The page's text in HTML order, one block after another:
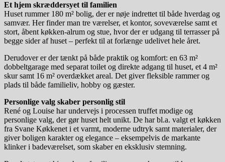
Et hjem skræddersyet til familien
Huset rummer 180 m² bolig, der er nøje indrettet til både hverdag og
samvær. Her finder man tre værelser, et kontor, soveværelse samt et
stort, åbent køkken-alrum og stue, hvor der er udgang til terrasser på
begge sider af huset – perfekt til at forlænge udelivet hele året.
Derudover er der tænkt på både praktik og komfort: en 63 m²
dobbeltgarage med separat toilet og direkte adgang til huset, et 4 m²
skur samt 16 m² overdækket areal. Det giver fleksible rammer og
plads til både familieliv, hobby og gæster.
Personlige valg skaber personlig stil
René og Louise har undervejs i processen truffet modige og
personlige valg, der gør huset helt unikt. De har bl.a. valgt et køkken
fra Svane Køkkenet i et varmt, moderne udtryk samt materialer, der
giver boligen karakter og elegance – eksempelvis de markante
klinker i badeværelset, som skaber en eksklusiv stemning.